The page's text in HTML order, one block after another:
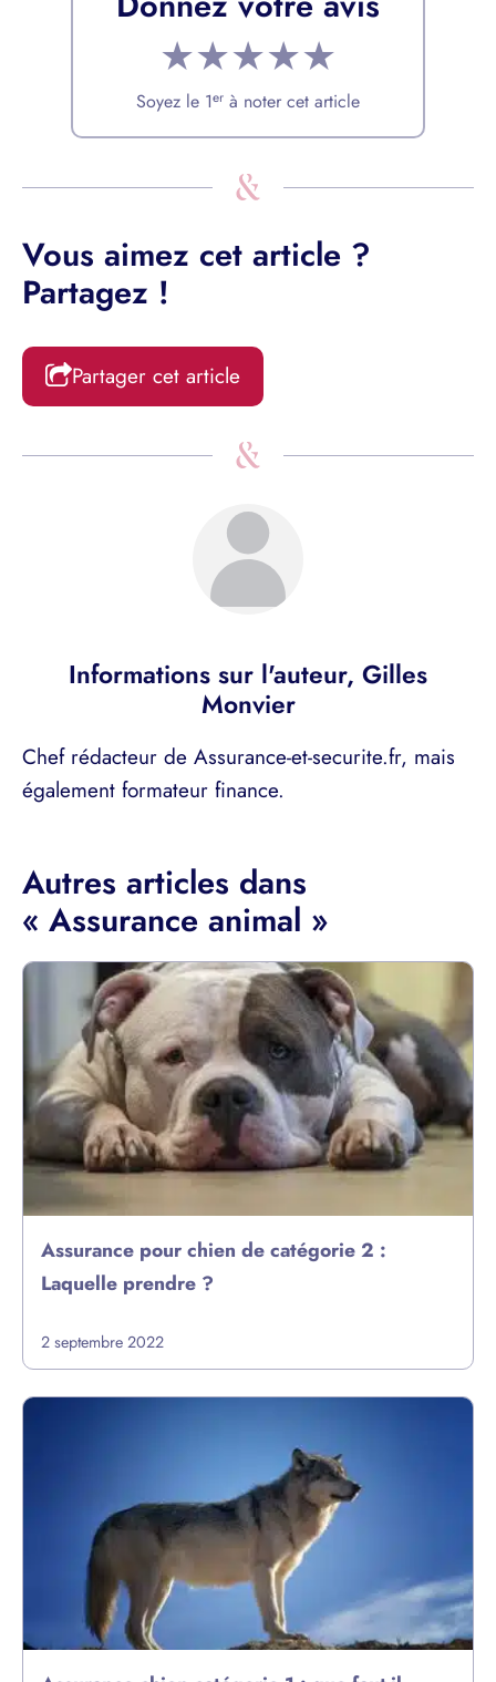
★★★★★
Soyez le 1er à noter cet article
Vous aimez cet article ?
Partagez !
Partager cet article
Informations sur l'auteur, Gilles
Monvier
Chef rédacteur de Assurance-et-securite.fr, mais
également formateur finance.
Autres articles dans
« Assurance animal »
Assurance pour chien de catégorie 2 :
Laquelle prendre ?
2 septembre 2022